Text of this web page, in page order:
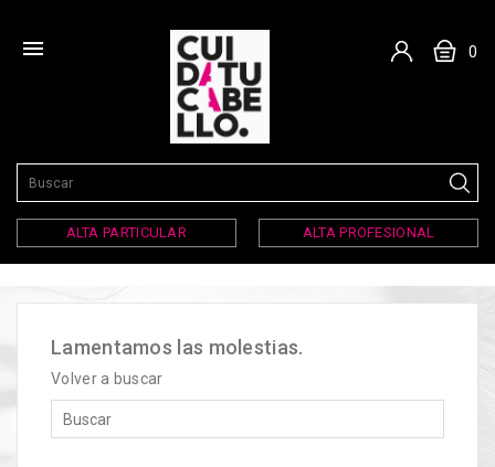
 0
ALTA PARTICULAR ALTA PROFESIONAL
Lamentamos las molestias.
Volver a buscar